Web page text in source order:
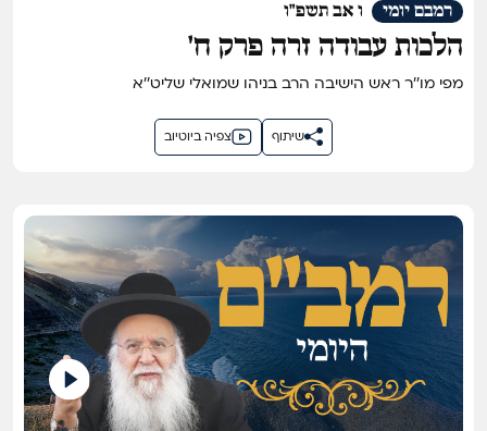
ו אב תשפ"ו רמבם יומי
הלכות עבודה זרה פרק ח'
מפי מו''ר ראש הישיבה הרב בניהו שמואלי שליט''א
צפיה ביוטיוב שיתוף